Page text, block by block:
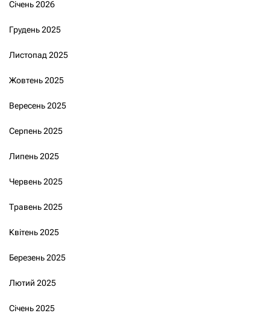
Січень 2026
Грудень 2025
Листопад 2025
Жовтень 2025
Вересень 2025
Серпень 2025
Липень 2025
Червень 2025
Травень 2025
Квітень 2025
Березень 2025
Лютий 2025
Січень 2025